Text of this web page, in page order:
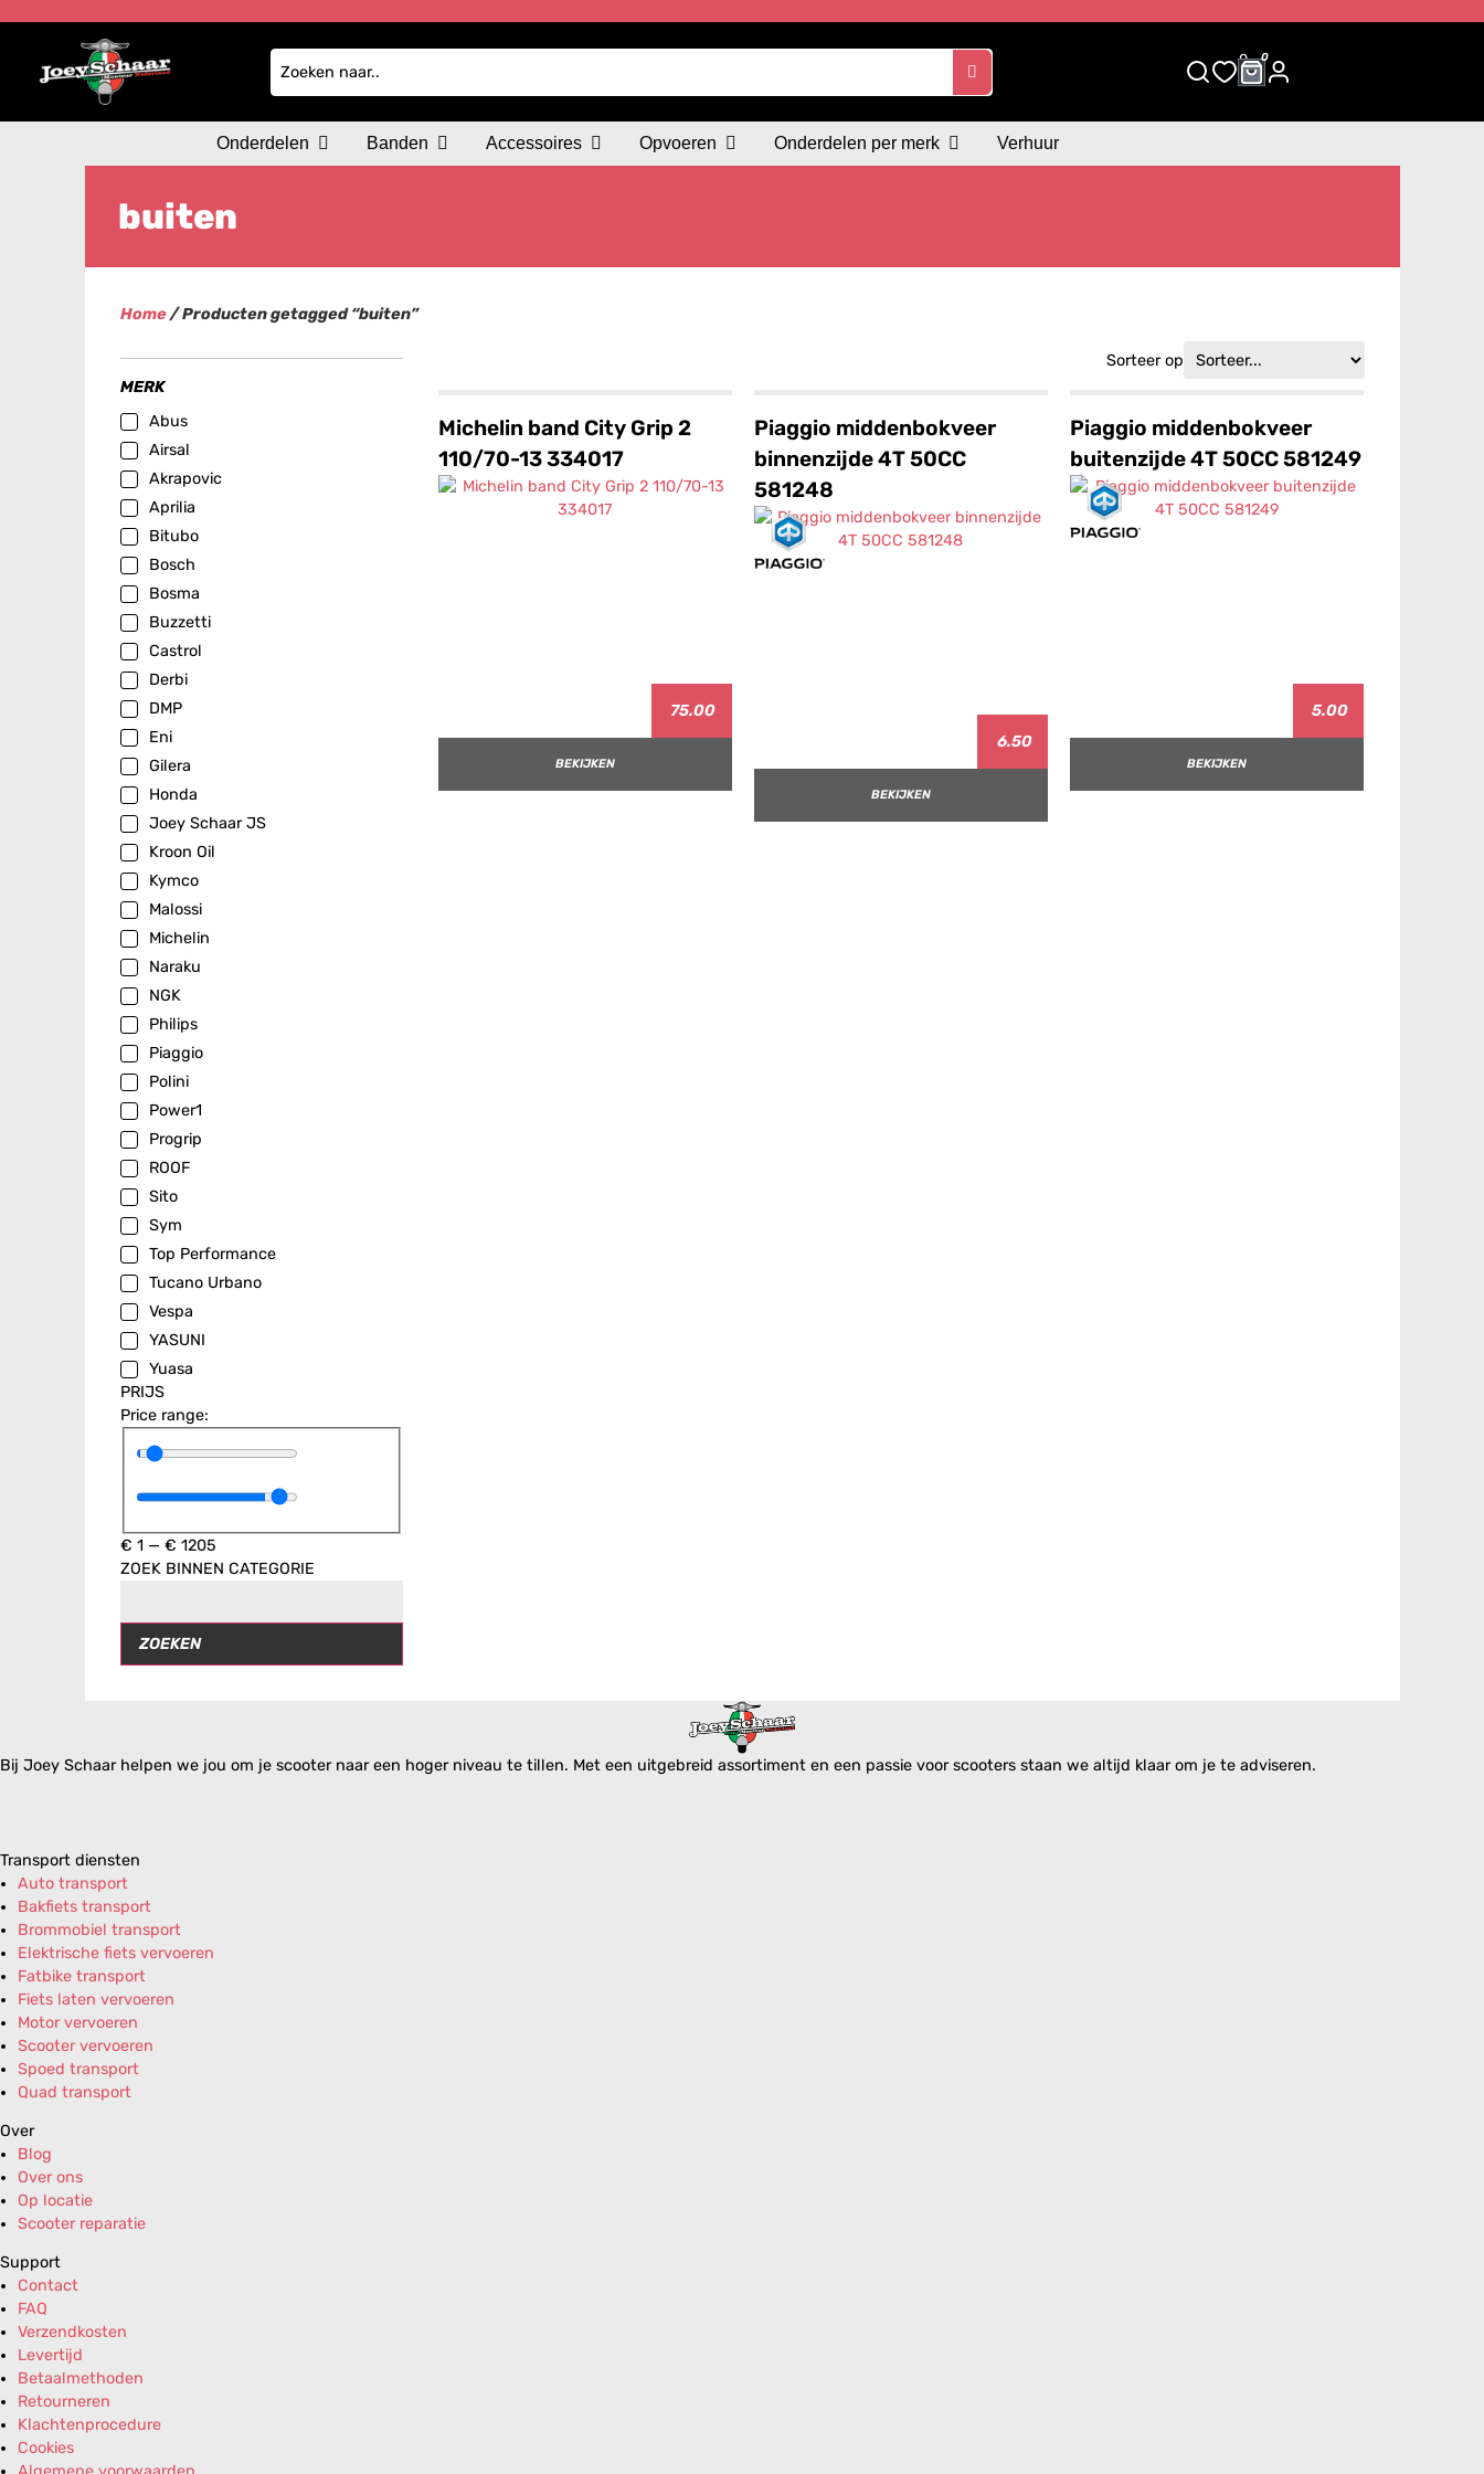
0 0
Onderdelen Banden Accessoires Opvoeren Onderdelen per merk Verhuur
buiten
Home/ Producten getagged “buiten”
MERK
Abus
Airsal
Akrapovic
Aprilia
Bitubo
Bosch
Bosma
Buzzetti
Castrol
Derbi
DMP
Eni
Gilera
Honda
Joey Schaar JS
Kroon Oil
Kymco
Malossi
Michelin
Naraku
NGK
Philips
Piaggio
Polini
Power1
Progrip
ROOF
Sito
Sym
Top Performance
Tucano Urbano
Vespa
YASUNI
Yuasa
PRIJS
Price range:
€ 1 — € 1205
ZOEK BINNEN CATEGORIE
ZOEKEN
Sorteer op
Michelin band City Grip 2
110/70-13 334017
75.00
BEKIJKEN
Piaggio middenbokveer
binnenzijde 4T 50CC
581248
6.50
BEKIJKEN
Piaggio middenbokveer
buitenzijde 4T 50CC 581249
5.00
BEKIJKEN
Bij Joey Schaar helpen we jou om je scooter naar een hoger niveau te tillen. Met een uitgebreid assortiment en een passie voor scooters staan we altijd klaar om je te adviseren.
Transport diensten
Auto transport
Bakfiets transport
Brommobiel transport
Elektrische fiets vervoeren
Fatbike transport
Fiets laten vervoeren
Motor vervoeren
Scooter vervoeren
Spoed transport
Quad transport
Over
Blog
Over ons
Op locatie
Scooter reparatie
Support
Contact
FAQ
Verzendkosten
Levertijd
Betaalmethoden
Retourneren
Klachtenprocedure
Cookies